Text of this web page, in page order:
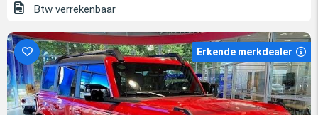
Btw verrekenbaar
Erkende merkdealer